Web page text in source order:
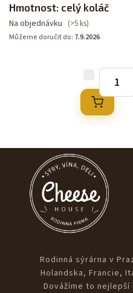
Hmotnost: celý koláč
Na objednávku
(>5 ks)
Můžeme doručit do: 7.9.2026
Rodinná sýrárna v
Holandska, Francie,
Dovážíme to nejlepší